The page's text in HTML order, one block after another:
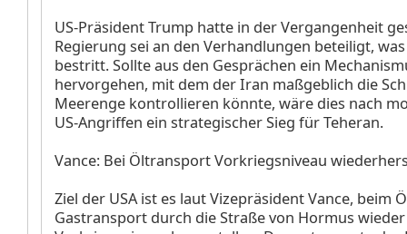
US-Präsident Trump hatte in der Vergangenheit
Regierung sei an den Verhandlungen beteiligt,
bestritt. Sollte aus den Gesprächen ein
hervorgehen, mit dem der Iran maßgeblich die
Meerenge kontrollieren könnte, wäre dies nach
US-Angriffen ein strategischer Sieg für Teheran.
Vance: Bei Öltransport Vorkriegsniveau
Ziel der USA ist es laut Vizepräsident Vance, beim
Gastransport durch die Straße von Hormus